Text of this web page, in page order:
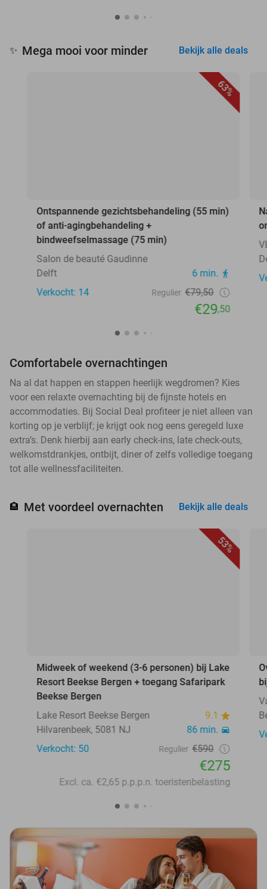
✨ Mega mooi voor minder Bekijk alle deals
63%
Ontspannende gezichtsbehandeling (55 min)
of anti-agingbehandeling +
bindweefselmassage (75 min)
Salon de beauté Gaudinne
Delft
6 min.
Verkocht: 14
Regulier €79,50
€29,50
Comfortabele overnachtingen
Na al dat happen en stappen heerlijk wegdromen? Kies
voor een relaxte overnachting bij de fijnste hotels en
accommodaties. Bij Social Deal profiteer je niet alleen van
korting op je verblijf; je krijgt ook nog eens geregeld luxe
extra’s. Denk hierbij aan early check-ins, late check-outs,
welkomstdrankjes, ontbijt, diner of zelfs volledige toegang
tot alle wellnessfaciliteiten.
🏨 Met voordeel overnachten Bekijk alle deals
53%
Midweek of weekend (3-6 personen) bij Lake
Resort Beekse Bergen + toegang Safaripark
Beekse Bergen
Lake Resort Beekse Bergen
9.1
Hilvarenbeek, 5081 NJ
86 min.
Verkocht: 50
Regulier €590
€275
Excl. ca. €2,65 p.p.p.n. toeristenbelasting